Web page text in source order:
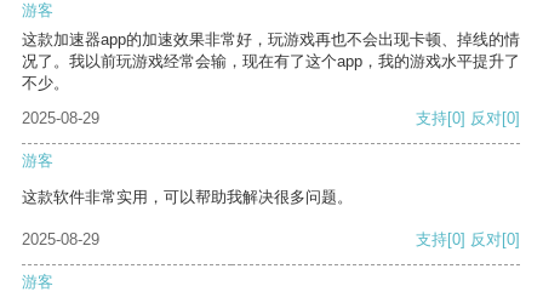
游客
这款加速器app的加速效果非常好，玩游戏再也不会出现卡顿、掉线的情
况了。我以前玩游戏经常会输，现在有了这个app，我的游戏水平提升了
不少。
2025-08-29
支持[0] 反对[0]
游客
这款软件非常实用，可以帮助我解决很多问题。
2025-08-29 支持[0] 反对[0]
游客